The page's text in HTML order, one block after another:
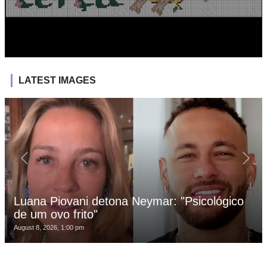
LATEST IMAGES
Luana Piovani detona Neymar: "Psicológico
de um ovo frito"
August 8, 2026, 1:00 pm